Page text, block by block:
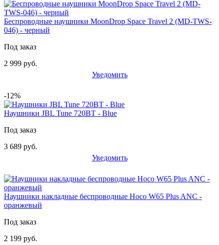
Беспроводные наушники MoonDrop Space Travel 2 (MD-TWS-
046) - черный
Под заказ
2 999 руб.
Уведомить
-12%
Наушники JBL Tune 720BT - Blue
Под заказ
3 689 руб.
Уведомить
Наушники накладные беспроводные Hoco W65 Plus ANC -
оранжевый
Под заказ
2 199 руб.